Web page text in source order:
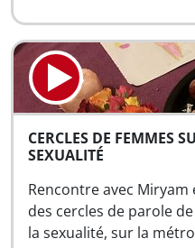
CERCLES DE FEMMES
SEXUALITÉ
Rencontre avec
des cercles de parole
la sexualité, sur la